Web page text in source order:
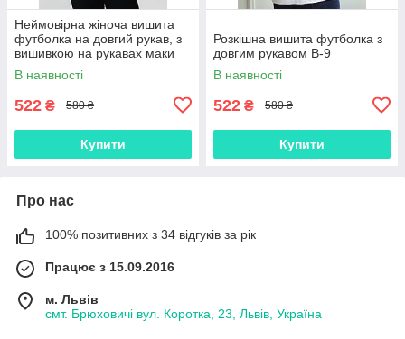
Неймовірна жіноча вишита
футболка на довгий рукав, з
вишивкою на рукавах маки
В-7
В наявності
522 ₴ 580 ₴
Купити
Розкішна вишита футболка з
довгим рукавом В-9
В наявності
522 ₴ 580 ₴
Купити
Про нас
100% позитивних з 34 відгуків за рік
Працює з 15.09.2016
м. Львів
смт. Брюховичі вул. Коротка, 23, Львів, Україна